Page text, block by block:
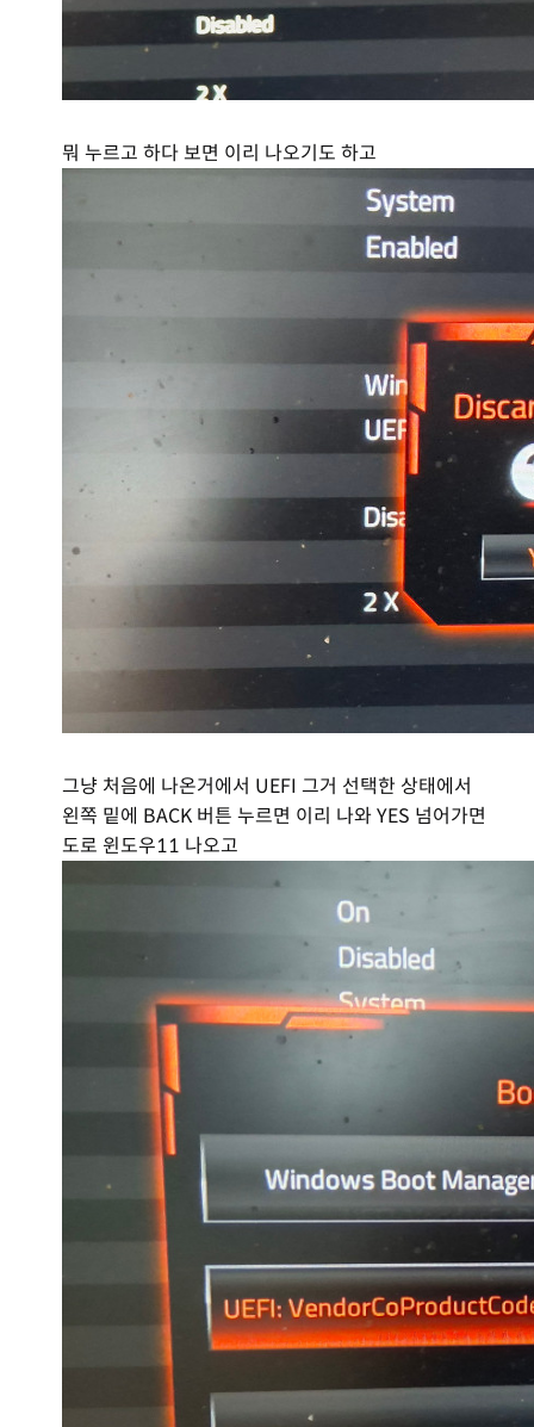
뭐 누르고 하다 보면 이리 나오기도 하고
그냥 처음에 나온거에서 UEFI 그거 선택한 상태에서
왼쪽 밑에 BACK 버튼 누르면 이리 나와 YES 넘어가면
도로 윈도우11 나오고